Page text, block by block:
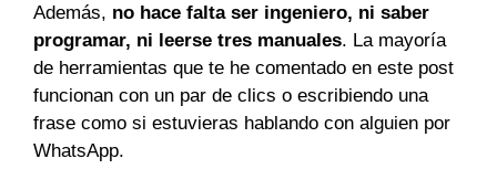
Además, no hace falta ser ingeniero, ni saber
programar, ni leerse tres manuales. La mayoría
de herramientas que te he comentado en este post
funcionan con un par de clics o escribiendo una
frase como si estuvieras hablando con alguien por
WhatsApp.